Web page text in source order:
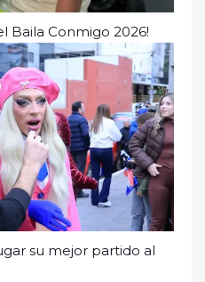
Baila Conmigo 2026!
su mejor partido al